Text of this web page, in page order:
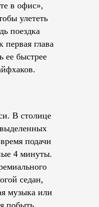
в офис»,
улететь
поездка
первая глава
ее быстрее
В столице
подачи
4 минуты.
седан,
музыка или